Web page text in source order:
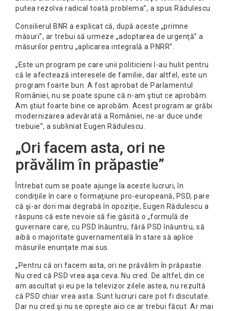
putea rezolva radical toată problema”, a spus Rădulescu.
Consilierul BNR a explicat că, după aceste „primne
măsuri”, ar trebui să urmeze „adoptarea de urgenţă” a
măsurilor pentru „aplicarea integrală a PNRR”.
„Este un program pe care unii politicieni l-au hulit pentru
că le afectează interesele de familie, dar altfel, este un
program foarte bun. A fost aprobat de Parlamentul
României, nu se poate spune că n-am ştiut ce aprobăm.
Am ştiut foarte bine ce aprobăm. Acest program ar grăbi
modernizarea adevărată a României, ne-ar duce unde
trebuie”, a subliniat Eugen Rădulescu.
„Ori facem asta, ori ne
prăvălim în prăpastie”
Întrebat cum se poate ajunge la aceste lucruri, în
condiţiile în care o formaţiune pro-europeană, PSD, pare
că şi-ar dori mai degrabă în opoziţie, Eugen Rădulescu a
răspuns că este nevoie să fie găsită o „formulă de
guvernare care, cu PSD înăuntru, fără PSD înăuntru, să
aibă o majoritate guvernamentală în stare să aplice
măsurile enunţate mai sus.
„Pentru că ori facem asta, ori ne prăvălim în prăpastie.
Nu cred că PSD vrea aşa ceva. Nu cred. De altfel, din ce
am ascultat şi eu pe la televizor zilele astea, nu rezultă
că PSD chiar vrea asta. Sunt lucruri care pot fi discutate.
Dar nu cred şi nu se opreşte aici ce ar trebui făcut. Ar mai